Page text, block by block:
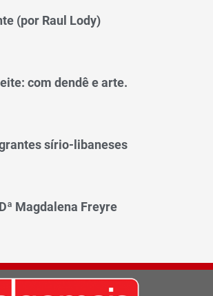
(por Raul Lody)
com dendê e arte.
sírio-libaneses
Magdalena Freyre